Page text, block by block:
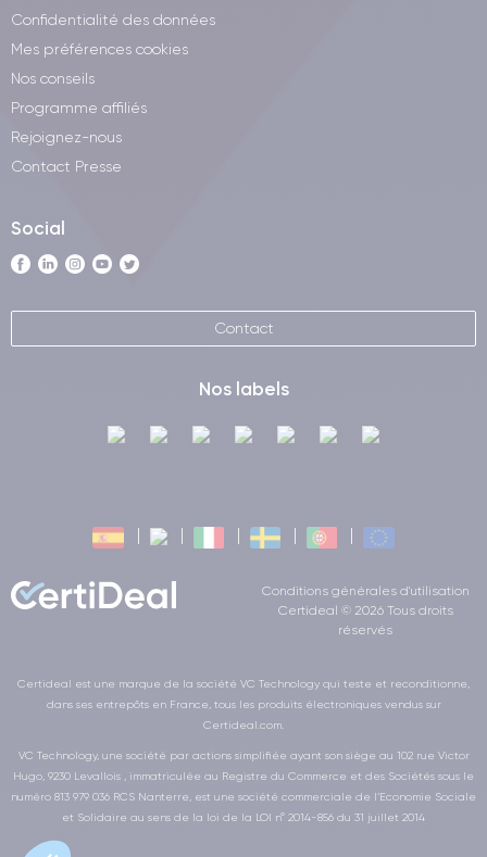
Confidentialité des données
Mes préférences cookies
Nos conseils
Programme affiliés
Rejoignez-nous
Contact Presse
Social
Contact
Nos labels
Conditions générales d'utilisation
Certideal © 2026 Tous droits
réservés
Certideal est une marque de la société VC Technology qui teste et reconditionne,
dans ses entrepôts en France, tous les produits électroniques vendus sur
Certideal.com.
VC Technology, une société par actions simplifiée ayant son siège au 102 rue Victor
Hugo, 9230 Levallois , immatriculée au Registre du Commerce et des Sociétés sous le
numéro 813 979 036 RCS Nanterre, est une société commerciale de l’Economie Sociale
et Solidaire au sens de la loi de la LOI n° 2014-856 du 31 juillet 2014